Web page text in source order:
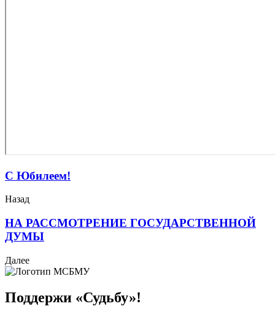
С Юбилеем!
Назад
НА РАССМОТРЕНИЕ ГОСУДАРСТВЕННОЙ
ДУМЫ
Далее
Поддержи «Судьбу»!